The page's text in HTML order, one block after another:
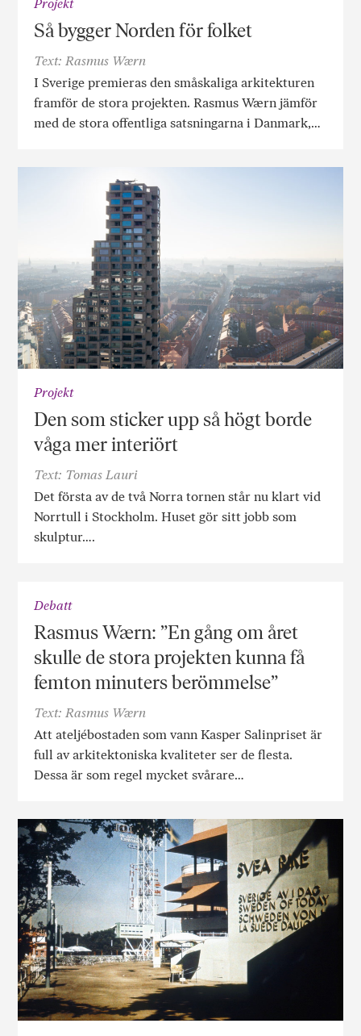
Projekt
Så bygger Norden för folket
Text: Rasmus Wærn
I Sverige premieras den småskaliga arkitekturen
framför de stora projekten. Rasmus Wærn jämför
med de stora offentliga satsningarna i Danmark,…
Projekt
Den som sticker upp så högt borde
våga mer interiört
Text: Tomas Lauri
Det första av de två Norra tornen står nu klart vid
Norrtull i Stockholm. Huset gör sitt jobb som
skulptur….
Debatt
Rasmus Wærn: ”En gång om året
skulle de stora projekten kunna få
femton minuters berömmelse”
Text: Rasmus Wærn
Att ateljébostaden som vann Kasper Salinpriset är
full av arkitektoniska kvaliteter ser de flesta.
Dessa är som regel mycket svårare…